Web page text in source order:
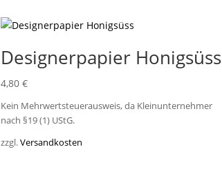
Designerpapier Honigsüss
4,80€
Kein Mehrwertsteuerausweis, da Kleinunternehmer
nach §19 (1) UStG.
zzgl.Versandkosten